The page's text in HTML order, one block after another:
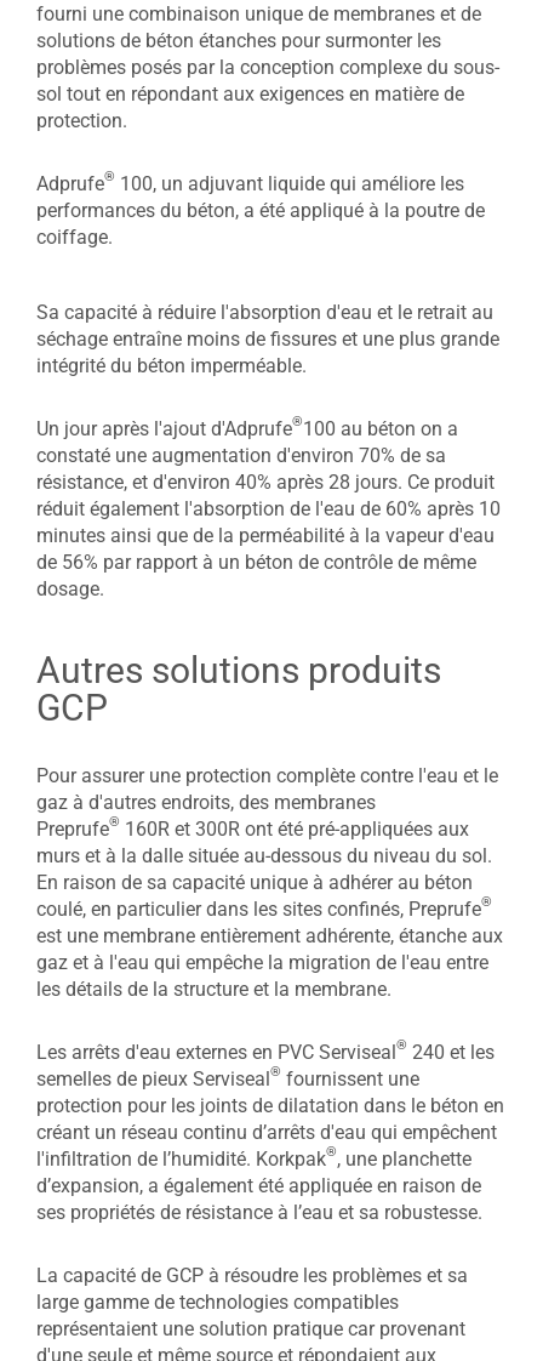
fourni une combinaison unique de membranes et de
solutions de béton étanches pour surmonter les
problèmes posés par la conception complexe du sous-
sol tout en répondant aux exigences en matière de
protection.
Adprufe® 100, un adjuvant liquide qui améliore les
performances du béton, a été appliqué à la poutre de
coiffage.
Sa capacité à réduire l'absorption d'eau et le retrait au
séchage entraîne moins de fissures et une plus grande
intégrité du béton imperméable.
Un jour après l'ajout d'Adprufe®100 au béton on a
constaté une augmentation d'environ 70% de sa
résistance, et d'environ 40% après 28 jours. Ce produit
réduit également l'absorption de l'eau de 60% après 10
minutes ainsi que de la perméabilité à la vapeur d'eau
de 56% par rapport à un béton de contrôle de même
dosage.
Autres solutions produits
GCP
Pour assurer une protection complète contre l'eau et le
gaz à d'autres endroits, des membranes
Preprufe® 160R et 300R ont été pré-appliquées aux
murs et à la dalle située au-dessous du niveau du sol.
En raison de sa capacité unique à adhérer au béton
coulé, en particulier dans les sites confinés, Preprufe®
est une membrane entièrement adhérente, étanche aux
gaz et à l'eau qui empêche la migration de l'eau entre
les détails de la structure et la membrane.
Les arrêts d'eau externes en PVC Serviseal® 240 et les
semelles de pieux Serviseal® fournissent une
protection pour les joints de dilatation dans le béton en
créant un réseau continu d’arrêts d'eau qui empêchent
l'infiltration de l’humidité. Korkpak®, une planchette
d’expansion, a également été appliquée en raison de
ses propriétés de résistance à l’eau et sa robustesse.
La capacité de GCP à résoudre les problèmes et sa
large gamme de technologies compatibles
représentaient une solution pratique car provenant
d'une seule et même source et répondaient aux